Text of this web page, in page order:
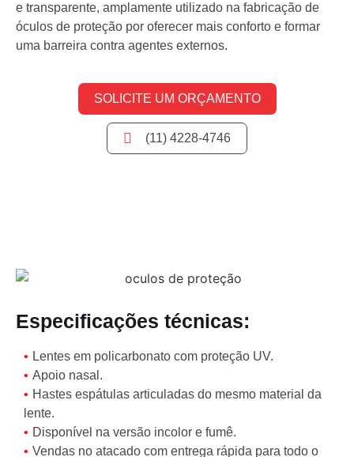
e transparente, amplamente utilizado na fabricação de
óculos de proteção por oferecer mais conforto e formar
uma barreira contra agentes externos.
SOLICITE UM ORÇAMENTO
(11) 4228-4746
Especificações técnicas:
Lentes em policarbonato com proteção UV.
Apoio nasal.
Hastes espátulas articuladas do mesmo material da
lente.
Disponível na versão incolor e fumê.
Vendas no atacado com entrega rápida para todo o